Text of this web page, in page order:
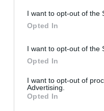
I want to opt-out of the
Opted In
I want to opt-out of the
Opted In
I want to opt-out of
Advertising.
Opted In
Ομόλογα: Ανεβαίνει ο
"λογαριασμός" του
του ΟΔΔΗΧ
06/12/2021 - 18:41